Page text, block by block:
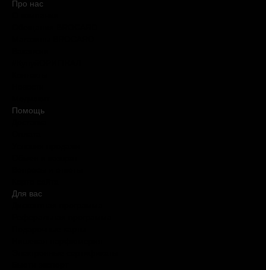
Про нас
Помощь
Для вас